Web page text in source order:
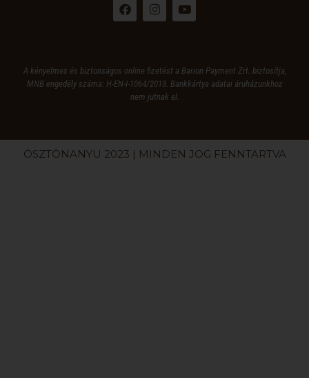
A kényelmes és biztonságos online fizetést a Barion Payment Zrt. biztosítja,
MNB engedély száma: H-EN-I-1064/2013. Bankkártya adatai áruházunkhoz
nem jutnak el.
ÖSZTÖNANYU 2023 | MINDEN JOG FENNTARTVA